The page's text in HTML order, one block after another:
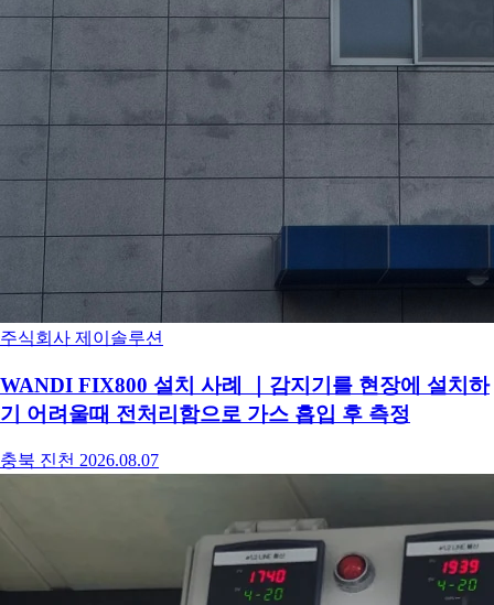
주식회사 제이솔루션
WANDI FIX800 설치 사례 ｜감지기를 현장에 설치하
기 어려울때 전처리함으로 가스 흡입 후 측정
충북 진천 2026.08.07